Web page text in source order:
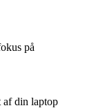
på
af din laptop